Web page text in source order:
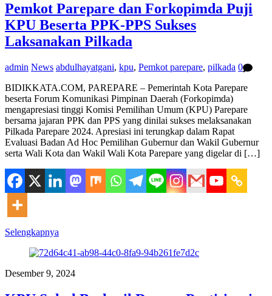
Pemkot Parepare dan Forkopimda Puji
KPU Beserta PPK-PPS Sukses
Laksanakan Pilkada
admin News abdulhayatgani, kpu, Pemkot parepare, pilkada 0
BIDIKKATA.COM, PAREPARE – Pemerintah Kota Parepare
beserta Forum Komunikasi Pimpinan Daerah (Forkopimda)
mengapresiasi tinggi Komisi Pemilihan Umum (KPU) Parepare
bersama jajaran PPK dan PPS yang dinilai sukses melaksanakan
Pilkada Parepare 2024. Apresiasi ini terungkap dalam Rapat
Evaluasi Badan Ad Hoc Pemilihan Gubernur dan Wakil Gubernur
serta Wali Kota dan Wakil Wali Kota Parepare yang digelar di […]
Selengkapnya
Desember 9, 2024